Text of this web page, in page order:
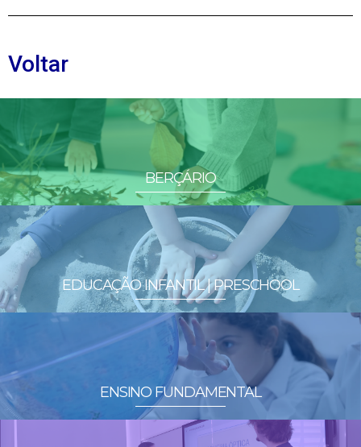
Voltar
BERÇÁRIO
EDUCAÇÃO INFANTIL | PRESCHOOL
ENSINO FUNDAMENTAL